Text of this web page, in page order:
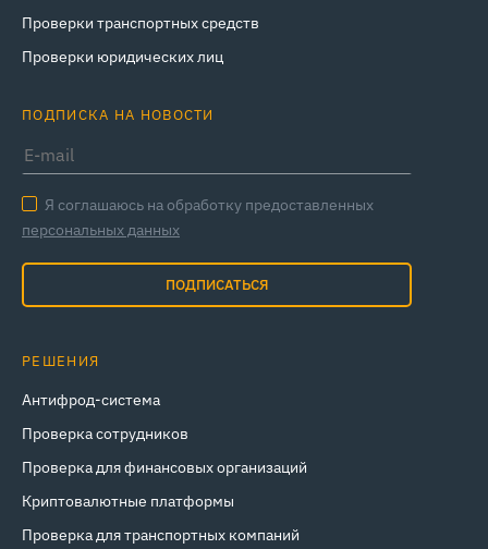
Проверки транспортных средств
Проверки юридических лиц
ПОДПИСКА НА НОВОСТИ
Я соглашаюсь на обработку предоставленных
персональных данных
ПОДПИСАТЬСЯ
РЕШЕНИЯ
Антифрод-система
Проверка сотрудников
Проверка для финансовых организаций
Криптовалютные платформы
Проверка для транспортных компаний